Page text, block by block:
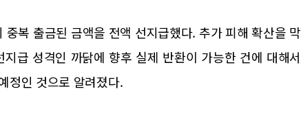
복 출금된 금액을 전액 선지급했다. 추가 피해 확산을 막
급 성격인 까닭에 향후 실제 반환이 가능한 건에 대해서
정인 것으로 알려졌다.